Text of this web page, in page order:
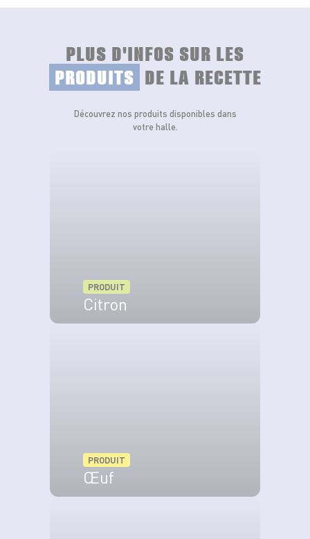
Mélangez le jaune d’oeuf et la cuillère à
Enfournez 20 minutes à 180°C.
PLUS D'INFOS SUR LES
PRODUITS DE LA RECETTE
Découvrez nos produits disponibles dans
votre halle.
PRODUIT
Citron
PRODUIT
Œuf